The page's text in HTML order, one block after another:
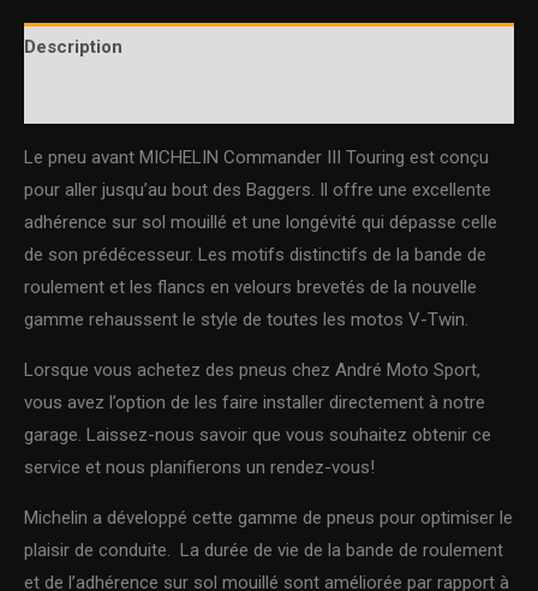
Description
Le pneu avant MICHELIN Commander III Touring est conçu
pour aller jusqu’au bout des Baggers. Il offre une excellente
adhérence sur sol mouillé et une longévité qui dépasse celle
de son prédécesseur. Les motifs distinctifs de la bande de
roulement et les flancs en velours brevetés de la nouvelle
gamme rehaussent le style de toutes les motos V-Twin.
Lorsque vous achetez des pneus chez André Moto Sport,
vous avez l’option de les faire installer directement à notre
garage. Laissez-nous savoir que vous souhaitez obtenir ce
service et nous planifierons un rendez-vous!
Michelin a développé cette gamme de pneus pour optimiser le
plaisir de conduite. La durée de vie de la bande de roulement
et de l’adhérence sur sol mouillé sont améliorée par rapport à